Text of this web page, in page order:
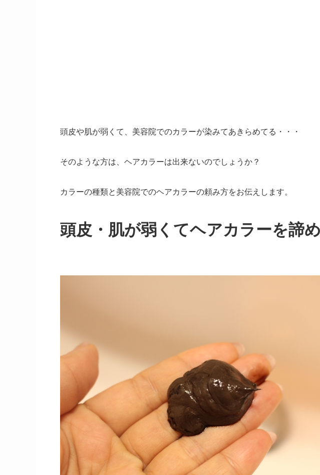
頭皮や肌が弱くて、美容院でのカラーが染みてあきらめてる・・・
そのような方は、ヘアカラーは出来ないのでしょうか？
カラーの種類と美容院でのヘアカラーの頼み方をお伝えします。
頭皮・肌が弱くてヘアカラーを諦